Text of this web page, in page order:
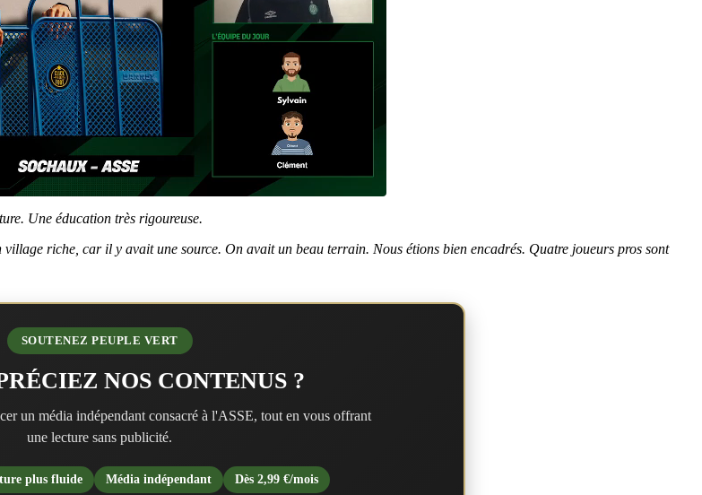
Une éducation très rigoureuse.
riche, car il y avait une source. On avait un beau terrain. Nous étions bien encadrés. Quatre joueurs pros sont
SOUTENEZ PEUPLE VERT
NOS CONTENUS ?
un média indépendant consacré à l'ASSE, tout en vous offrant
une lecture sans publicité.
plus fluide Média indépendant Dès 2,99 €/mois